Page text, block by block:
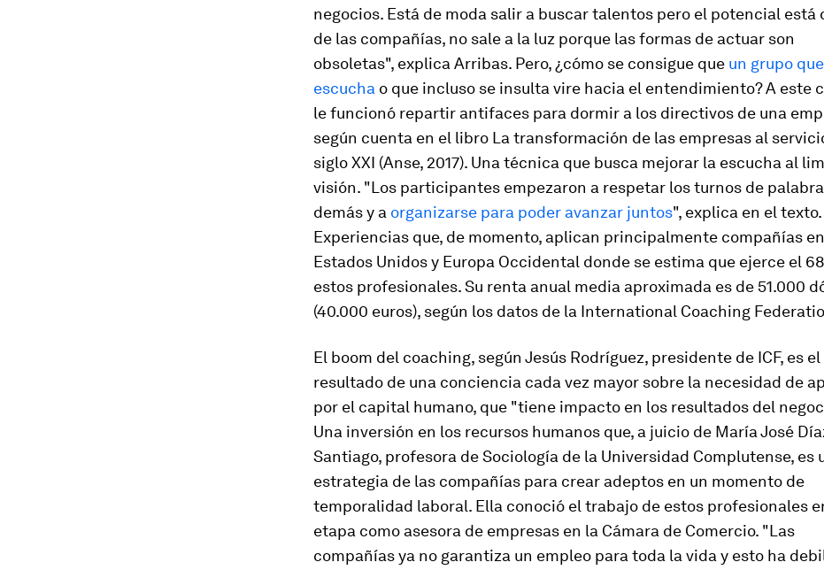
negocios. Está de moda salir a buscar talentos pero el potencial está
de las compañías, no sale a la luz porque las formas de actuar son
obsoletas", explica Arribas. Pero, ¿cómo se consigue que un grupo
escucha o que incluso se insulta vire hacia el entendimiento? A este
le funcionó repartir antifaces para dormir a los directivos de una
según cuenta en el libro La transformación de las empresas al
siglo XXI (Anse, 2017). Una técnica que busca mejorar la escucha al
visión. "Los participantes empezaron a respetar los turnos de
demás y a organizarse para poder avanzar juntos", explica en el texto.
Experiencias que, de momento, aplican principalmente compañías en
Estados Unidos y Europa Occidental donde se estima que ejerce el
estos profesionales. Su renta anual media aproximada es de 51.000
(40.000 euros), según los datos de la International Coaching
El boom del coaching, según Jesús Rodríguez, presidente de ICF, es el
resultado de una conciencia cada vez mayor sobre la necesidad de
por el capital humano, que "tiene impacto en los resultados del
Una inversión en los recursos humanos que, a juicio de María José
Santiago, profesora de Sociología de la Universidad Complutense, es
estrategia de las compañías para crear adeptos en un momento de
temporalidad laboral. Ella conoció el trabajo de estos profesionales
etapa como asesora de empresas en la Cámara de Comercio. "Las
compañías ya no garantiza un empleo para toda la vida y esto ha